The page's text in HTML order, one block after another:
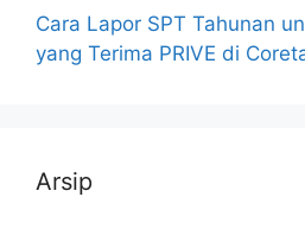
Cara Lapor SPT Tahunan
yang Terima PRIVE di
Arsip